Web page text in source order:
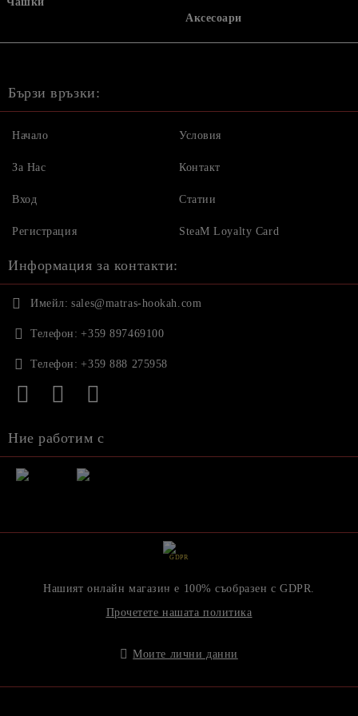
Аксесоари
Бързи връзки:
Начало
За Нас
Вход
Регистрация
Условия
Контакт
Статии
SteaM Loyalty Card
Информация за контакти:
Имейл: sales@matras-hookah.com
Телефон: +359 897469100
Телефон: +359 888 275958
Ние работим с
GDPR
Нашият онлайн магазин е 100% съобразен с GDPR.
Прочетете нашата политика
Моите лични данни